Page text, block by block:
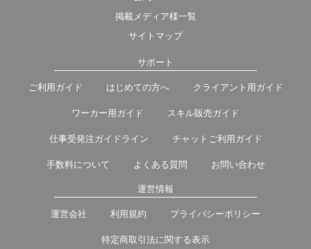
掲載メディア様一覧
サイトマップ
サポート
ご利用ガイド はじめての方へ クライアント用ガイド
ワーカー用ガイド スキル販売ガイド
仕事受発注ガイドライン チャットご利用ガイド
手数料について よくある質問 お問い合わせ
運営情報
運営会社 利用規約 プライバシーポリシー
特定商取引法に関する表示